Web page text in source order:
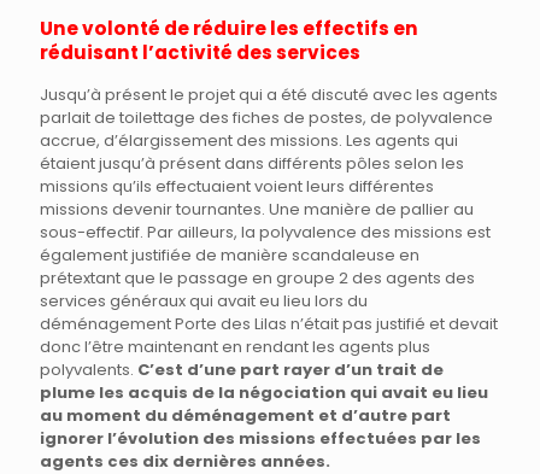
Une volonté de réduire les effectifs en
réduisant l’activité des services
Jusqu’à présent le projet qui a été discuté avec les agents
parlait de toilettage des fiches de postes, de polyvalence
accrue, d’élargissement des missions. Les agents qui
étaient jusqu’à présent dans différents pôles selon les
missions qu’ils effectuaient voient leurs différentes
missions devenir tournantes. Une manière de pallier au
sous-effectif. Par ailleurs, la polyvalence des missions est
également justifiée de manière scandaleuse en
prétextant que le passage en groupe 2 des agents des
services généraux qui avait eu lieu lors du
déménagement Porte des Lilas n’était pas justifié et devait
donc l’être maintenant en rendant les agents plus
polyvalents. C’est d’une part rayer d’un trait de
plume les acquis de la négociation qui avait eu lieu
au moment du déménagement et d’autre part
ignorer l’évolution des missions effectuées par les
agents ces dix dernières années.